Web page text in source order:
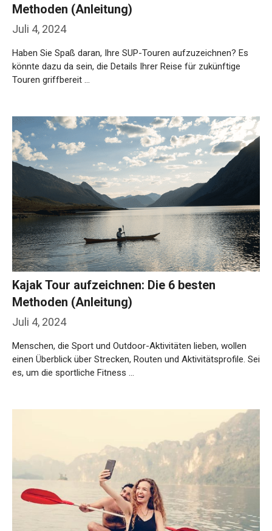
Juli 4, 2024
Methoden (Anleitung)
Haben Sie Spaß daran, Ihre SUP-Touren aufzuzeichnen? Es
könnte dazu da sein, die Details Ihrer Reise für zukünftige
Touren griffbereit …
Juli 4, 2024
Kajak Tour aufzeichnen: Die 6 besten
Methoden (Anleitung)
Menschen, die Sport und Outdoor-Aktivitäten lieben, wollen
einen Überblick über Strecken, Routen und Aktivitätsprofile. Sei
es, um die sportliche Fitness …